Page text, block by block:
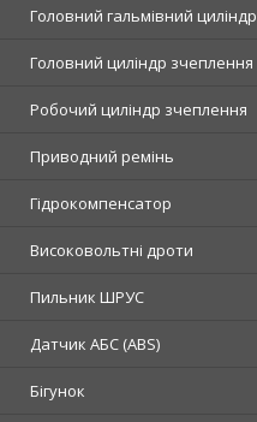
Головний гальмівний циліндр
Головний циліндр зчеплення
Робочий циліндр зчеплення
Приводний ремінь
Гідрокомпенсатор
Високовольтні дроти
Пильник ШРУС
Датчик АБС (ABS)
Бігунок